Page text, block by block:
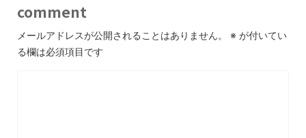
comment
メールアドレスが公開されることはありません。 ※ が付いてい
る欄は必須項目です